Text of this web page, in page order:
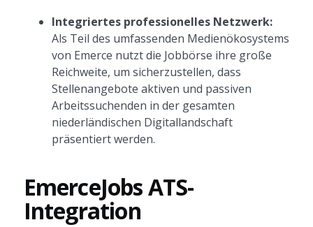
Integriertes professionelles Netzwerk:
Als Teil des umfassenden Medienökosystems
von Emerce nutzt die Jobbörse ihre große
Reichweite, um sicherzustellen, dass
Stellenangebote aktiven und passiven
Arbeitssuchenden in der gesamten
niederländischen Digitallandschaft
präsentiert werden.
EmerceJobs ATS-
Integration